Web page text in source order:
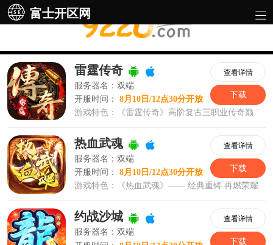
富士开区网